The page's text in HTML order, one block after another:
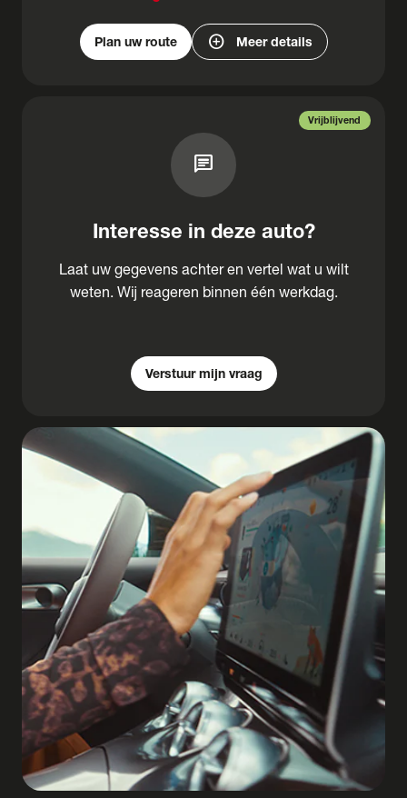
Plan uw route add_circle Meer details
Vrijblijvend
chat
Interesse in deze auto?
Laat uw gegevens achter en vertel wat u wilt
weten. Wij reageren binnen één werkdag.
Verstuur mijn vraag